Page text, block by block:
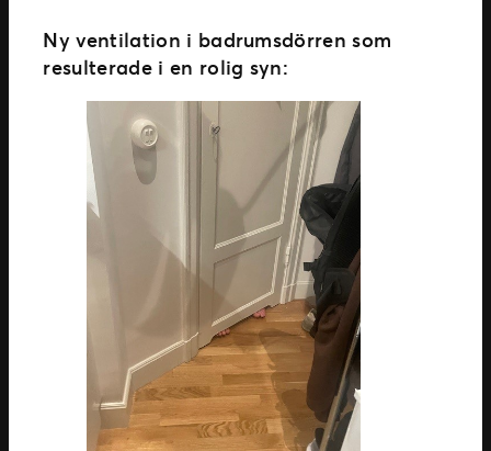
Ny ventilation i badrumsdörren som
resulterade i en rolig syn: